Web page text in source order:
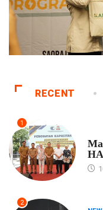
RECENT
1
2